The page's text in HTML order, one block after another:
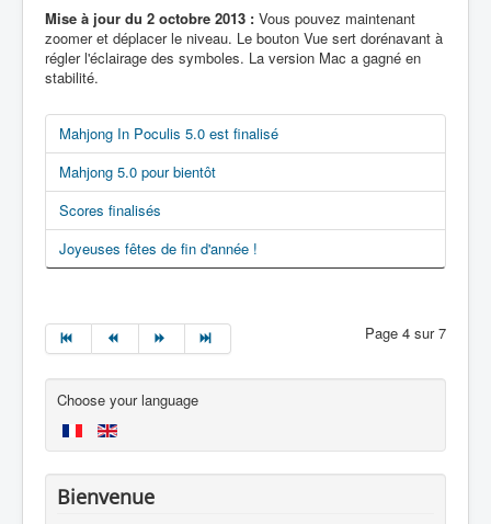
Mise à jour du 2 octobre 2013 : Vous pouvez maintenant
zoomer et déplacer le niveau. Le bouton Vue sert dorénavant à
régler l'éclairage des symboles. La version Mac a gagné en
stabilité.
Mahjong In Poculis 5.0 est finalisé
Mahjong 5.0 pour bientôt
Scores finalisés
Joyeuses fêtes de fin d'année !
Page 4 sur 7
Choose your language
Bienvenue